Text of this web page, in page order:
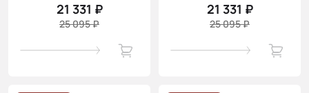
21 331 ₽
25 095 ₽
21 331 ₽
25 095 ₽